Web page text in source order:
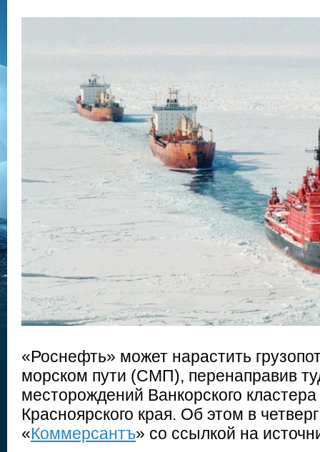
«Роснефть» может нарастить
морском пути (СМП), перенаправив
месторождений Ванкорского
Красноярского края. Об этом в
«Коммерсантъ» со ссылкой на